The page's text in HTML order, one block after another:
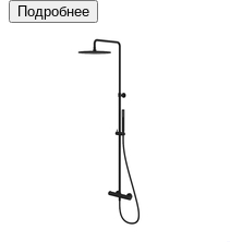
Подробнее